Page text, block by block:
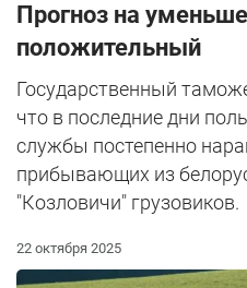
Прогноз на
положительный
Государственный
что в последние дни
службы постепенно
прибывающих из
"Козловичи" грузовиков.
22 октября 2025